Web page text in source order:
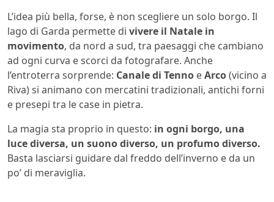
L’idea più bella, forse, è non scegliere un solo borgo. Il
lago di Garda permette di vivere il Natale in
movimento, da nord a sud, tra paesaggi che cambiano
ad ogni curva e scorci da fotografare. Anche
l’entroterra sorprende: Canale di Tenno eArco(vicino a
Riva) si animano con mercatini tradizionali, antichi forni
e presepi tra le case in pietra.
La magia sta proprio in questo: in ogni borgo, una
luce diversa, un suono diverso, un profumo diverso.
Basta lasciarsi guidare dal freddo dell’inverno e da un
po’ di meraviglia.